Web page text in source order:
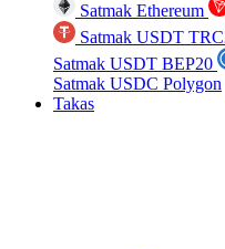
Satmak Ethereum
Satmak USDT
Satmak USDT BEP20
Satmak USDC Polygon
Takas